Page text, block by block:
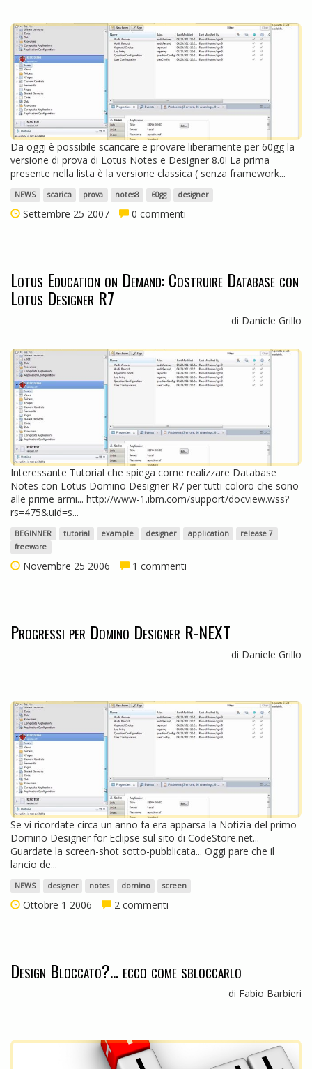
Da oggi è possibile scaricare e provare liberamente per 60gg la
versione di prova di Lotus Notes e Designer 8.0! La prima
presente nella lista è la versione classica ( senza framework...
NEWS scarica prova notes8 60gg designer
Settembre 25 2007 0 commenti
Lotus Education on Demand: Costruire Database con
Lotus Designer R7
di Daniele Grillo
Interessante Tutorial che spiega come realizzare Database
Notes con Lotus Domino Designer R7 per tutti coloro che sono
alle prime armi... http://www-1.ibm.com/support/docview.wss?
rs=475&uid=s...
BEGINNER tutorial example designer application
release 7
freeware
Novembre 25 2006 1 commenti
Progressi per Domino Designer R-NEXT
di Daniele Grillo
Se vi ricordate circa un anno fa era apparsa la Notizia del primo
Domino Designer for Eclipse sul sito di CodeStore.net...
Guardate la screen-shot sotto-pubblicata... Oggi pare che il
lancio de...
NEWS designer notes domino screen
Ottobre 1 2006 2 commenti
Design Bloccato?... ecco come sbloccarlo
di Fabio Barbieri